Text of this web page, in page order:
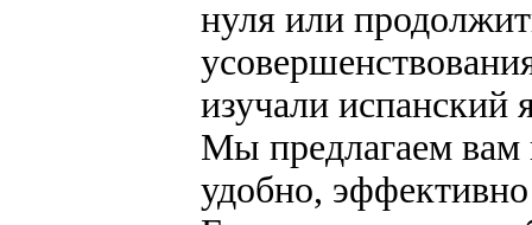
нуля или
изучали испанский
Мы предлагаем вам
удобно,